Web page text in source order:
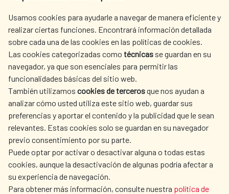
Usamos cookies para ayudarle a navegar de manera eficiente y
realizar ciertas funciones. Encontrará información detallada
sobre cada una de las cookies en las políticas de cookies.
Las cookies categorizadas como técnicas se guardan en su
navegador, ya que son esenciales para permitir las
funcionalidades básicas del sitio web.
También utilizamos cookies de tercerosque nos ayudan a
analizar cómo usted utiliza este sitio web, guardar sus
preferencias y aportar el contenido y la publicidad que le sean
relevantes. Estas cookies solo se guardan en su navegador
previo consentimiento por su parte.
Puede optar por activar o desactivar alguna o todas estas
cookies, aunque la desactivación de algunas podría afectar a
su experiencia de navegación.
Para obtener más información, consulte nuestra política de
AECID
WHERE DO WE COOPERATE?
SPANISH HUMANITARIAN
ACTION
PRESS ROOM
CULTURE AND SCIENCE LIBRARY
OUR SOCIAL MEDIA